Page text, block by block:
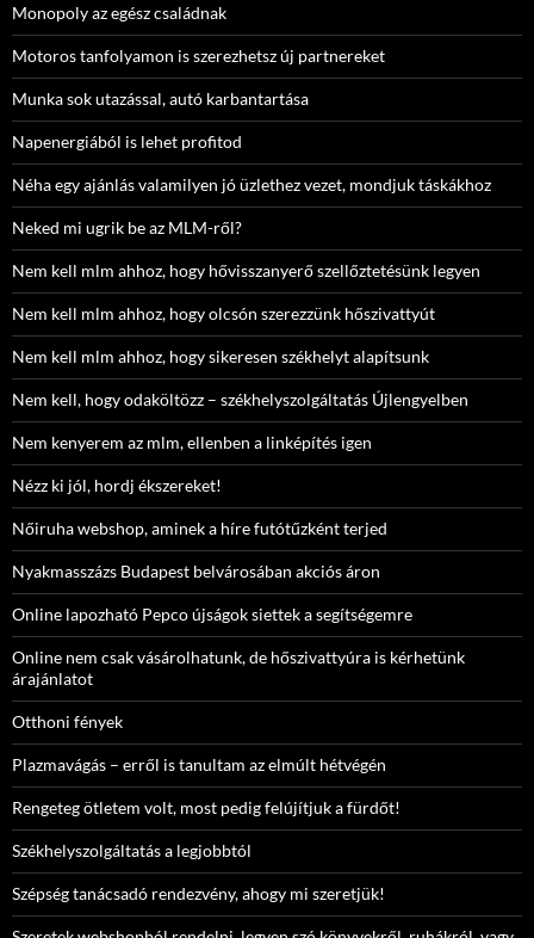
Monopoly az egész családnak
Motoros tanfolyamon is szerezhetsz új partnereket
Munka sok utazással, autó karbantartása
Napenergiából is lehet profitod
Néha egy ajánlás valamilyen jó üzlethez vezet, mondjuk táskákhoz
Neked mi ugrik be az MLM-ről?
Nem kell mlm ahhoz, hogy hővisszanyerő szellőztetésünk legyen
Nem kell mlm ahhoz, hogy olcsón szerezzünk hőszivattyút
Nem kell mlm ahhoz, hogy sikeresen székhelyt alapítsunk
Nem kell, hogy odaköltözz – székhelyszolgáltatás Újlengyelben
Nem kenyerem az mlm, ellenben a linképítés igen
Nézz ki jól, hordj ékszereket!
Nőiruha webshop, aminek a híre futótűzként terjed
Nyakmasszázs Budapest belvárosában akciós áron
Online lapozható Pepco újságok siettek a segítségemre
Online nem csak vásárolhatunk, de hőszivattyúra is kérhetünk
árajánlatot
Otthoni fények
Plazmavágás – erről is tanultam az elmúlt hétvégén
Rengeteg ötletem volt, most pedig felújítjuk a fürdőt!
Székhelyszolgáltatás a legjobbtól
Szépség tanácsadó rendezvény, ahogy mi szeretjük!